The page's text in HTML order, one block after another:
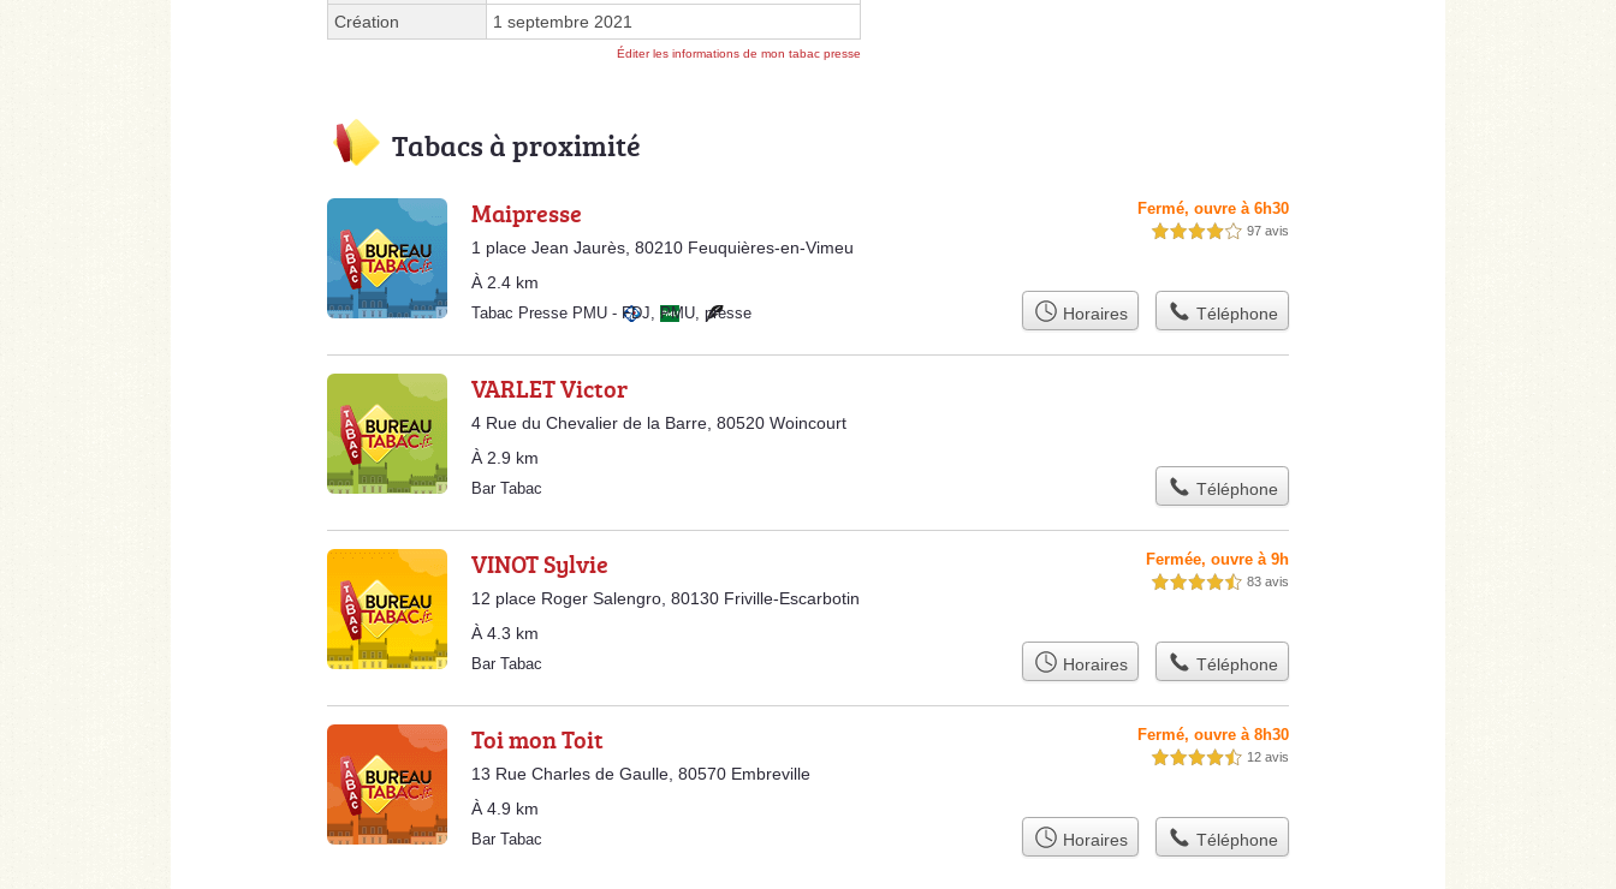
Création
1 septembre 2021
Éditer les informations de mon tabac presse
Tabacs à proximité
Maipresse
1 place Jean Jaurès, 80210 Feuquières-en-Vimeu
À 2.4 km
Fermé, ouvre à 6h30
4,0 étoiles sur 5 97 avis
Tabac Presse PMU - FDJ, PMU, presse Horaires Téléphone
VARLET Victor
4 Rue du Chevalier de la Barre, 80520 Woincourt
À 2.9 km
Bar Tabac Téléphone
VINOT Sylvie
12 place Roger Salengro, 80130 Friville-Escarbotin
À 4.3 km
Fermée, ouvre à 9h
4,5 étoiles sur 5 83 avis
Bar Tabac Horaires Téléphone
Toi mon Toit
13 Rue Charles de Gaulle, 80570 Embreville
À 4.9 km
Fermé, ouvre à 8h30
4,5 étoiles sur 5 12 avis
Bar Tabac Horaires Téléphone